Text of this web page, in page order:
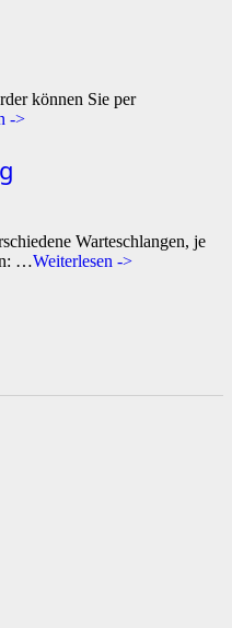
können Sie per
->
Warteschlangen, je
…Weiterlesen ->